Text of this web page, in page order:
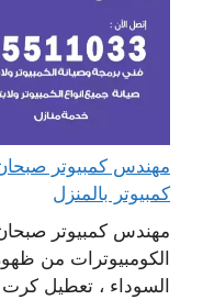
كمبيوتر بالمنزل
مهندس كمبيوتر
الكومبيوترات من
السوداء ، تعطيل